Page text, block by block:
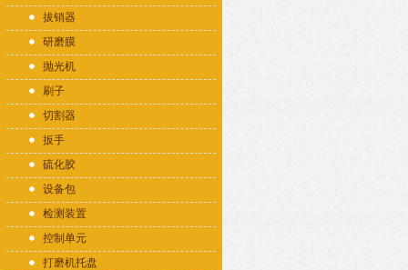
拔销器
研磨膜
抛光机
刷子
切割器
扳手
硫化胶
设备包
检测装置
控制单元
打磨机托盘